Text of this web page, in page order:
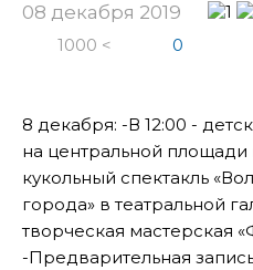
08 декабря 2019
1000 < 0
8 декабря: -В 12:00 -
на центральной площади
кукольный спектакль
города» в театральной
творческая мастерская
-Предварительная